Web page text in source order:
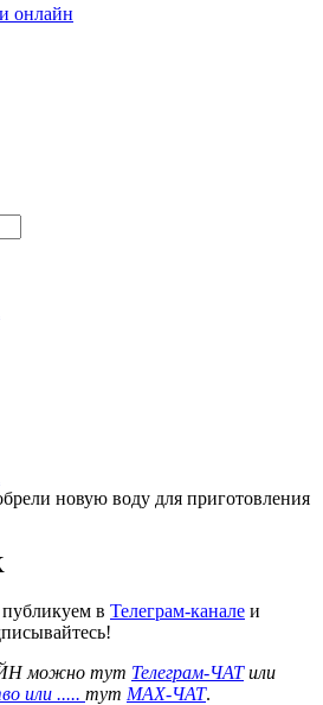
онлайн
новую воду для приготовления
в Телеграм-канале и
можно тут Телеграм-ЧАТили
или ..... тут MAX-ЧАТ.